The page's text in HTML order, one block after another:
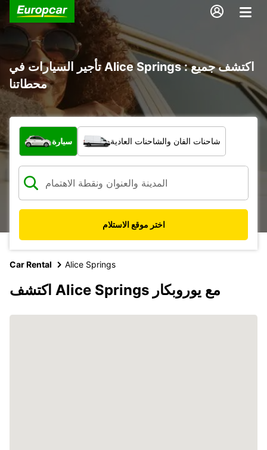
تأجير السيارات في Alice Springs : اكتشف جميع
محطاتنا
ما نوع المركبة؟
سيارة شاحنات الفان والشاحنات العادية
اختر موقع الاستلام
Car Rental Alice Springs
اكتشف Alice Springs مع يوروبكار